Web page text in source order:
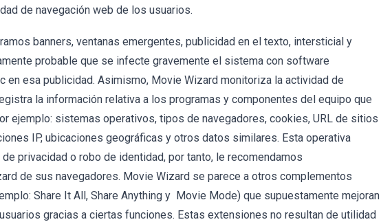
de navegación web de los usuarios.
banners, ventanas emergentes, publicidad en el texto, intersticial y
probable que se infecte gravemente el sistema con software
en esa publicidad. Asimismo, Movie Wizard monitoriza la actividad de
la información relativa a los programas y componentes del equipo que
ejemplo: sistemas operativos, tipos de navegadores, cookies, URL de sitios
IP, ubicaciones geográficas y otros datos similares. Esta operativa
privacidad o robo de identidad, por tanto, le recomendamos
de sus navegadores. Movie Wizard se parece a otros complementos
Share It All, Share Anything y Movie Mode) que supuestamente mejoran
gracias a ciertas funciones. Estas extensiones no resultan de utilidad